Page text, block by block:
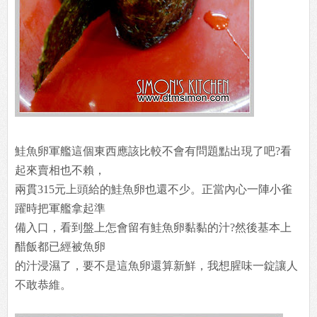
鮭魚卵軍艦這個東西應該比較不會有問題點出現了吧?看
起來賣相也不賴，
兩貫315元上頭給的鮭魚卵也還不少。正當內心一陣小雀
躍時把軍艦拿起準
備入口，看到盤上怎會留有鮭魚卵黏黏的汁?然後基本上
醋飯都已經被魚卵
的汁浸濕了，要不是這魚卵還算新鮮，我想腥味一錠讓人
不敢恭維。